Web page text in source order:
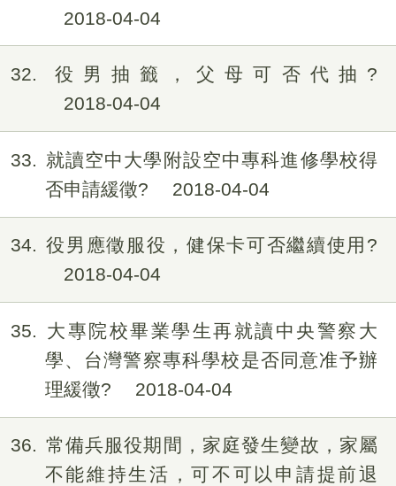
2018-04-04
32
役男抽籤，父母可否代抽?
2018-04-04
33
就讀空中大學附設空中專科進修學校得
否申請緩徵?
2018-04-04
34
役男應徵服役，健保卡可否繼續使用?
2018-04-04
35
大專院校畢業學生再就讀中央警察大
學、台灣警察專科學校是否同意准予辦
理緩徵?
2018-04-04
36
常備兵服役期間，家庭發生變故，家屬
不能維持生活，可不可以申請提前退